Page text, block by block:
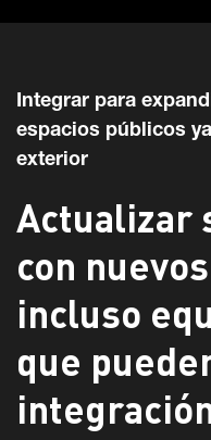
Integrar para
espacios públicos
exterior
Actualizar
con
incluso
que